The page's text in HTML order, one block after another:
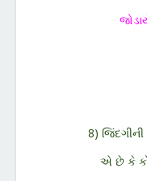
8)
એ છે કે